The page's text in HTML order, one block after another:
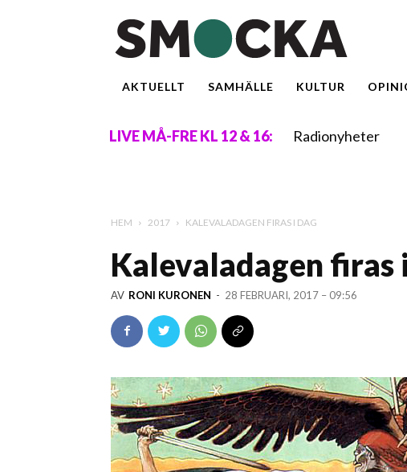
AKTUELLT SAMHÄLLE KULTUR
LIVE MÅ-FRE KL 12 & 16: Radionyheter
HEM 2017 KALEVALADAGEN FIRAS I DAG
Kalevaladagen firas
AV RONI KURONEN - 28 FEBRUARI, 2017 – 09:56